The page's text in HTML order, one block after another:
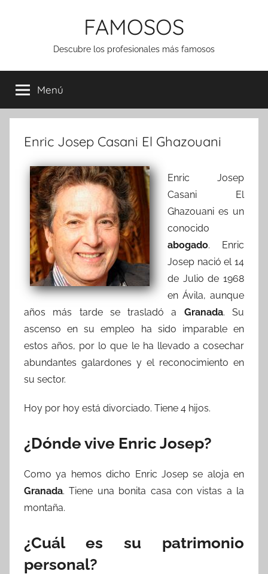
FAMOSOS
Descubre los profesionales más famosos
Menú
Enric Josep Casani El Ghazouani
Enric Josep
Casani El
Ghazouani es un
conocido
abogado. Enric
Josep nació el 14
de Julio de 1968
en Ávila, aunque
años más tarde se trasladó a Granada. Su
ascenso en su empleo ha sido imparable en
estos años, por lo que le ha llevado a cosechar
abundantes galardones y el reconocimiento en
su sector.
Hoy por hoy está divorciado. Tiene 4 hijos.
¿Dónde vive Enric Josep?
Como ya hemos dicho Enric Josep se aloja en
Granada. Tiene una bonita casa con vistas a la
montaña.
¿Cuál es su patrimonio
personal?